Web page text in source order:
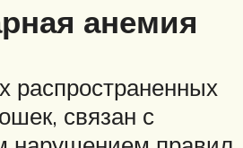
анемия
распространенных
связан с